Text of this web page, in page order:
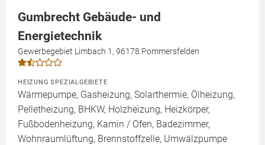
Gumbrecht Gebäude- und
Energietechnik
Gewerbegebiet Limbach 1, 96178 Pommersfelden
HEIZUNG SPEZIALGEBIETE
Wärmepumpe, Gasheizung, Solarthermie, Ölheizung,
Pelletheizung, BHKW, Holzheizung, Heizkörper,
Fußbodenheizung, Kamin / Ofen, Badezimmer,
Wohnraumlüftung, Brennstoffzelle, Umwälzpumpe